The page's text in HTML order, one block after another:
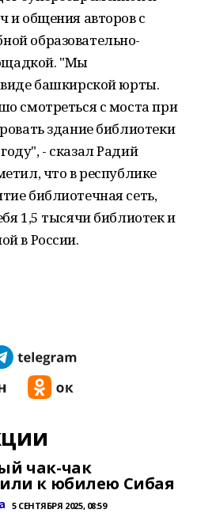
и общения авторов с
образовательно-
"Мы
виде башкирской юрты.
смотреться с моста при
здание библиотеки
- сказал Радий
что в республике
библиотечная сеть,
1,5 тысячи библиотек и
в России.
чак-чак
к юбилею Сибая
5 СЕНТЯБРЯ 2025, 08:59